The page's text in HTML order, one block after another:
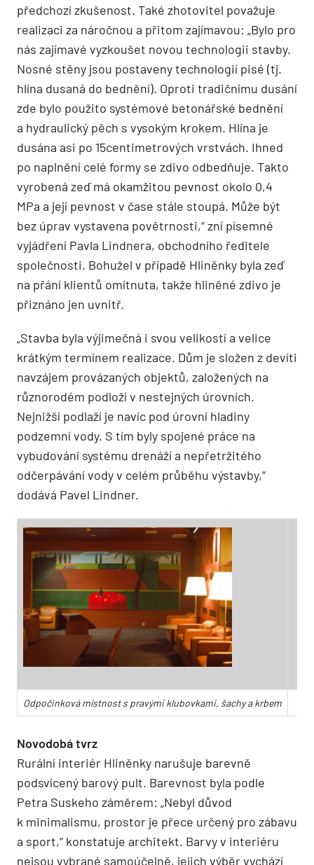
předchozí zkušenost. Také zhotovitel považuje
realizaci za náročnou a přitom zajímavou: „Bylo pro
nás zajímavé vyzkoušet novou technologii stavby.
Nosné stěny jsou postaveny technologií pisé (tj.
hlína dusaná do bednění). Oproti tradičnímu dusání
zde bylo použito systémové betonářské bednění
a hydraulický pěch s vysokým krokem. Hlína je
dusána asi po 15centimetrových vrstvách. Ihned
po naplnění celé formy se zdivo odbedňuje. Takto
vyrobená zeď má okamžitou pevnost okolo 0,4
MPa a její pevnost v čase stále stoupá. Může být
bez úprav vystavena povětrnosti,“ zní písemné
vyjádření Pavla Lindnera, obchodního ředitele
společnosti. Bohužel v případě Hliněnky byla zeď
na přání klientů omítnuta, takže hliněné zdivo je
přiznáno jen uvnitř.
„Stavba byla výjimečná i svou velikostí a velice
krátkým termínem realizace. Dům je složen z devíti
navzájem provázaných objektů, založených na
různorodém podloží v nestejných úrovních.
Nejnižší podlaží je navíc pod úrovní hladiny
podzemní vody. S tím byly spojené práce na
vybudování systému drenáží a nepřetržitého
odčerpávání vody v celém průběhu výstavby,“
dodává Pavel Lindner.
Odpočinková místnost s pravými klubovkami, šachy a krbem
Novodobá tvrz
Rurální interiér Hliněnky narušuje barevně
podsvícený barový pult. Barevnost byla podle
Petra Suskeho záměrem: „Nebyl důvod
k minimalismu, prostor je přece určený pro zábavu
a sport,“ konstatuje architekt. Barvy v interiéru
nejsou vybrané samoúčelně, jejich výběr vychází